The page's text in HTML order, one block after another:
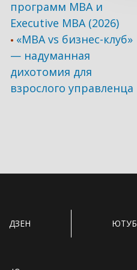
программ МВА и
Executive MBA (2026)
• «MBA vs бизнес-клуб»
— надуманная
дихотомия для
взрослого управленца
ДЗЕН ЮТУБ